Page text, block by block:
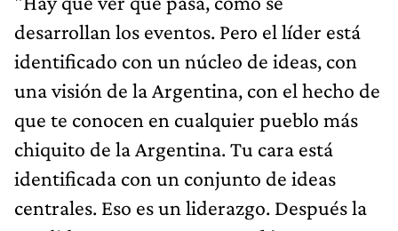
desarrollan los eventos. Pero el líder está
identificado con un núcleo de ideas, con
una visión de la Argentina, con el hecho de
que te conocen en cualquier pueblo más
chiquito de la Argentina. Tu cara está
identificada con un conjunto de ideas
centrales. Eso es un liderazgo. Después la